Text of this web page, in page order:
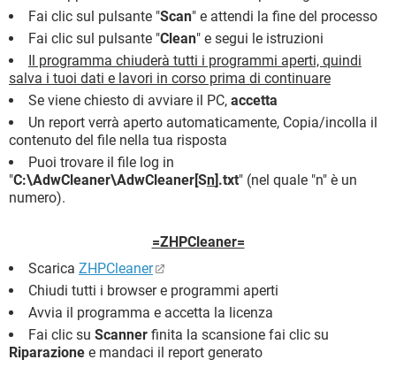
Fai clic sul pulsante "Scan" e attendi la fine del processo
Fai clic sul pulsante "Clean" e segui le istruzioni
Il programma chiuderà tutti i programmi aperti, quindi
salva i tuoi dati e lavori in corso prima di continuare
Se viene chiesto di avviare il PC, accetta
Un report verrà aperto automaticamente, Copia/incolla il
contenuto del file nella tua risposta
Puoi trovare il file log in
"C:\AdwCleaner\AdwCleaner[Sn].txt" (nel quale "n" è un
numero).
=ZHPCleaner=
Scarica ZHPCleaner
Chiudi tutti i browser e programmi aperti
Avvia il programma e accetta la licenza
Fai clic su Scanner finita la scansione fai clic su
Riparazione e mandaci il report generato